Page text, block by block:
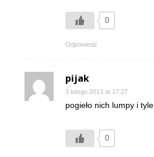
0
Odpowiedz
pijak
3 lutego 2013 at 17:27
pogieło nich lumpy i tyle
0